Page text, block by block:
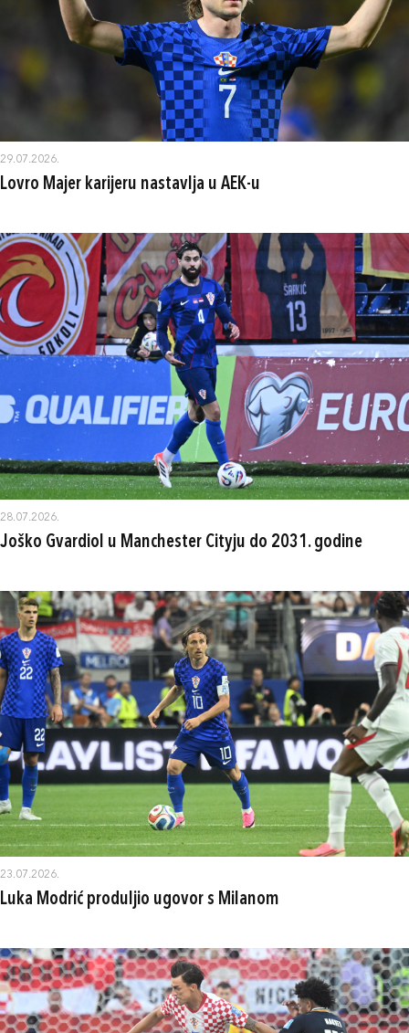
29.07.2026.
Lovro Majer karijeru nastavlja u AEK-u
28.07.2026.
Joško Gvardiol u Manchester Cityju do 2031. godine
23.07.2026.
Luka Modrić produljio ugovor s Milanom